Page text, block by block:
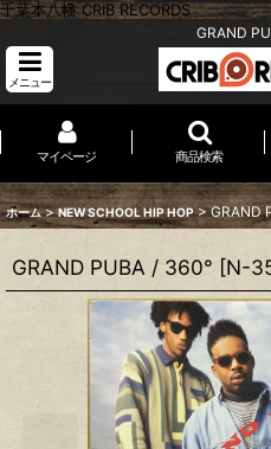
千葉本八幡 CRIB RECORDS
GRAND
メニュー
マイページ 商品検索
ホーム > NEW SCHOOL HIP HOP > GRAND
GRAND PUBA / 360° [N-